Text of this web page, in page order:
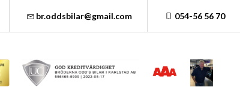
br.oddsbilar@gmail.com 054-56 56 70